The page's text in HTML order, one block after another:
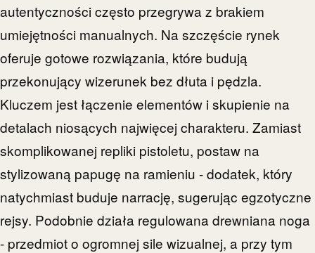
autentyczności często przegrywa z brakiem
umiejętności manualnych. Na szczęście rynek
oferuje gotowe rozwiązania, które budują
przekonujący wizerunek bez dłuta i pędzla.
Kluczem jest łączenie elementów i skupienie na
detalach niosących najwięcej charakteru. Zamiast
skomplikowanej repliki pistoletu, postaw na
stylizowaną papugę na ramieniu - dodatek, który
natychmiast buduje narrację, sugerując egzotyczne
rejsy. Podobnie działa regulowana drewniana noga
- przedmiot o ogromnej sile wizualnej, a przy tym